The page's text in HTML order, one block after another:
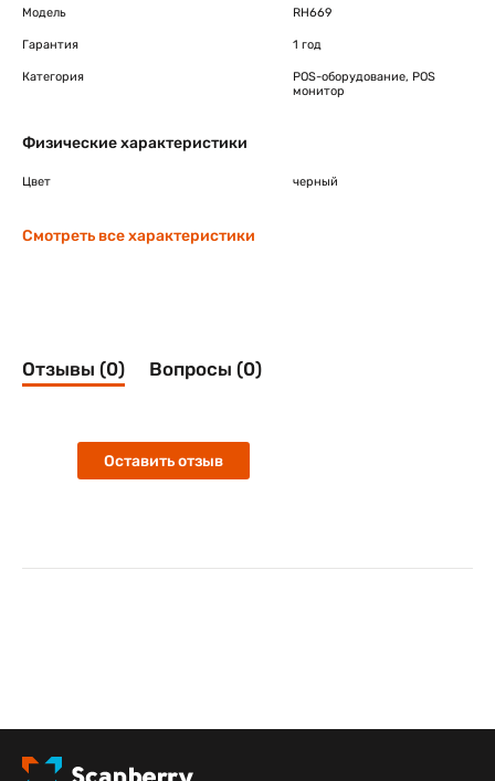
Модель RH669
Гарантия 1 год
Категория
POS-оборудование, POS
монитор
Физические характеристики
Цвет черный
Смотреть все характеристики
Отзывы (0) Вопросы (0)
Оставить отзыв